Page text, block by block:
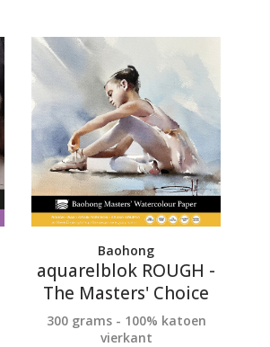
Baohong
aquarelblok ROUGH -
The Masters' Choice
Artist
300 grams - 100% katoen
vierkant